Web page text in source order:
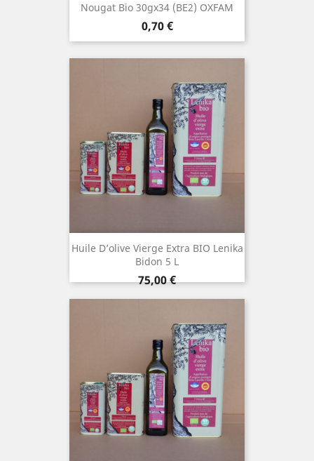
Nougat Bio 30gx34 (BE2) OXFAM
Prix
0,70 €
Huile D’olive Vierge Extra BIO Lenika
Bidon 5 L
Prix
75,00 €